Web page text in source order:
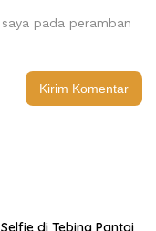
pada peramban
di Tebing Pantai